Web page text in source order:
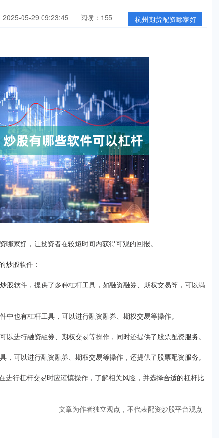
杭州期货配资哪家好
2025-05-29 09:23:45 阅读：155
家好，让投资者在较短时间内获得可观的回报。
炒股软件：
股软件，提供了多种杠杆工具，如融资融券、期权交易等，可以满
也有杠杆工具，可以进行融资融券、期权交易等操作。
进行融资融券、期权交易等操作，同时还提供了股票配资服务。
可以进行融资融券、期权交易等操作，还提供了股票配资服务。
行杠杆交易时应谨慎操作，了解相关风险，并选择合适的杠杆比
文章为作者独立观点，不代表配资炒股平台观点